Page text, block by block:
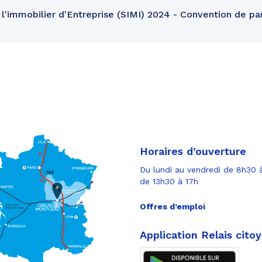
d'Entreprise (SIMI) 2024 - Convention de
Horaires d’ouverture
Du lundi au vendredi de 8h30
de 13h30 à 17h
Offres d’emploi
Application Relais